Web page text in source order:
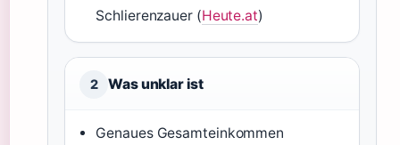
Schlierenzauer (Heute.at)
2 Was unklar ist
Genaues Gesamteinkommen